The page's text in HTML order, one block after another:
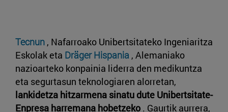
Tecnun , Nafarroako Unibertsitateko Ingeniaritza
Eskolak eta Dräger Hispania , Alemaniako
nazioarteko konpainia liderra den medikuntza
eta segurtasun teknologiaren alorretan,
lankidetza hitzarmena sinatu dute Unibertsitate-
Enpresa harremana hobetzeko . Gaurtik aurrera,